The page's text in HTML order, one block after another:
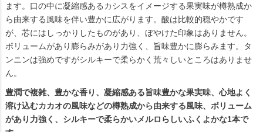
ます。口の中に凝縮感あるカシスをイメージする果実味が樽熟成か
ら由来する風味を伴い豊かに広がります。酸は比較的穏やかです
が、芯にはしっかりしたものがあり、ぼやけた印象はありません。
ボリュームがあり膨らみがあり力強く、旨味豊かに膨らみます。タ
ンニンは強めですがシルキーで柔らかく荒々しいところはありませ
ん。
豊潤で複雑、豊かな香り、凝縮感ある旨味豊かな果実味、心地よく
溶け込むカカオの風味などの樽熟成から由来する風味、ボリューム
があり力強く、シルキーで柔らかいメルロらしいふくよかな1本で